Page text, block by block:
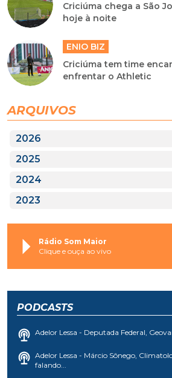
Criciúma chega a São
hoje à noite
ENIO BIZ
Criciúma tem time
enfrentar o Athletic
ARQUIVOS
2026
2025
2024
2023
Rádio Som Maior
Clique e ouça ao vivo
PODCASTS
Adelor Lessa - Deputada Federal,
Adelor Lessa - Márcio Sônego,
falando...